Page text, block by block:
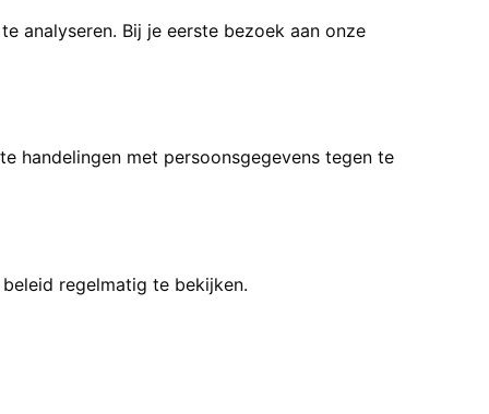
analyseren. Bij je eerste bezoek aan onze
handelingen met persoonsgegevens tegen te
regelmatig te bekijken.